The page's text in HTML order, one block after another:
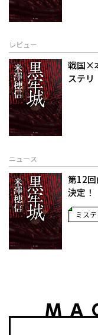
レビュー
戦国×
ステリ
ニュース
第12
決定！
ミステ